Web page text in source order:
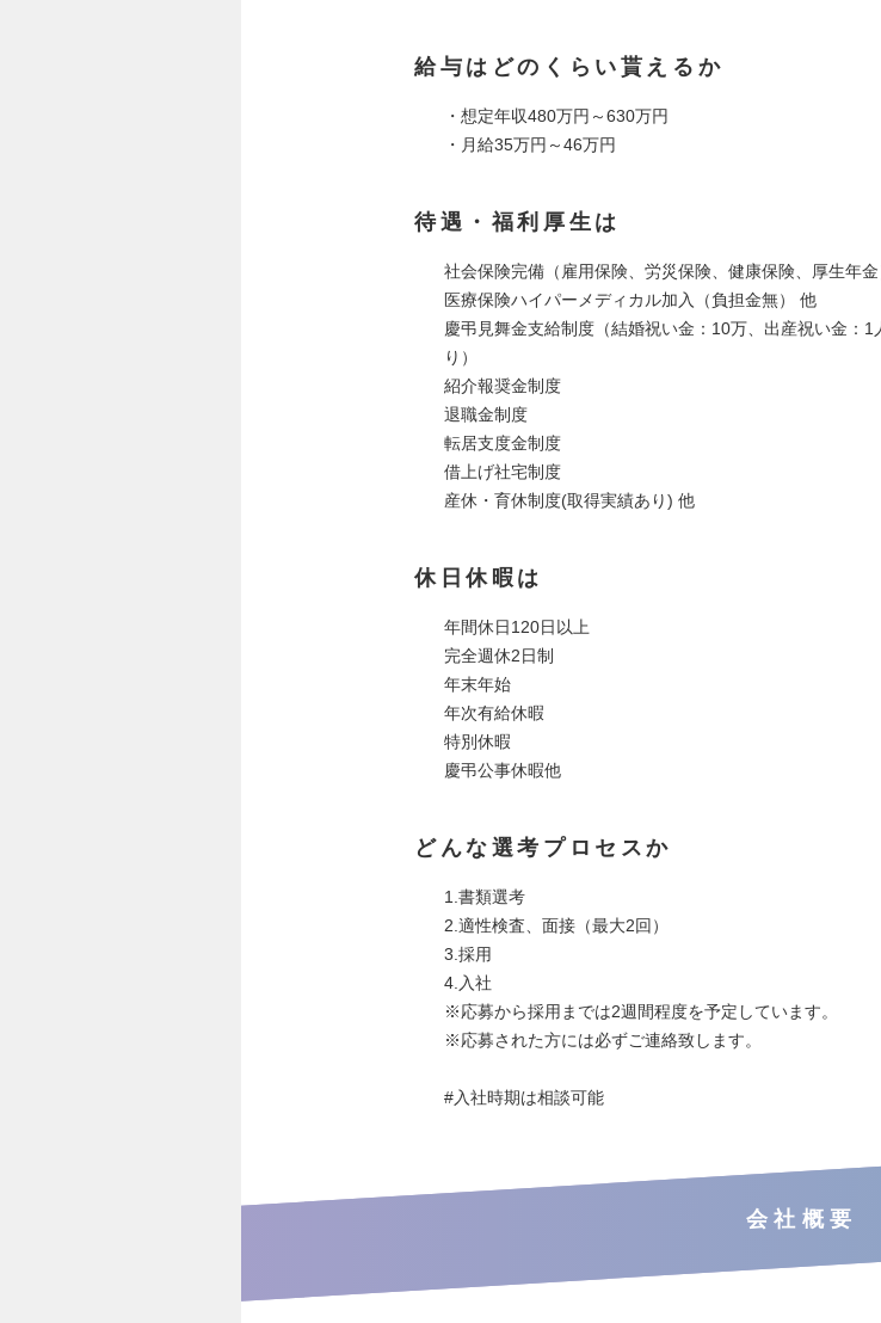
給与はどのくらい貰えるか
・想定年収480万円～630万円
・月給35万円～46万円
待遇・福利厚生は
社会保険完備（雇用保険、労災保険、健康保険、厚生年金
医療保険ハイパーメディカル加入（負担金無） 他
慶弔見舞金支給制度（結婚祝い金：10万、出産祝い金：
り）
紹介報奨金制度
退職金制度
転居支度金制度
借上げ社宅制度
産休・育休制度(取得実績あり) 他
休日休暇は
年間休日120日以上
完全週休2日制
年末年始
年次有給休暇
特別休暇
慶弔公事休暇他
どんな選考プロセスか
1.書類選考
2.適性検査、面接（最大2回）
3.採用
4.入社
※応募から採用までは2週間程度を予定しています。
※応募された方には必ずご連絡致します。
#入社時期は相談可能
会社概要